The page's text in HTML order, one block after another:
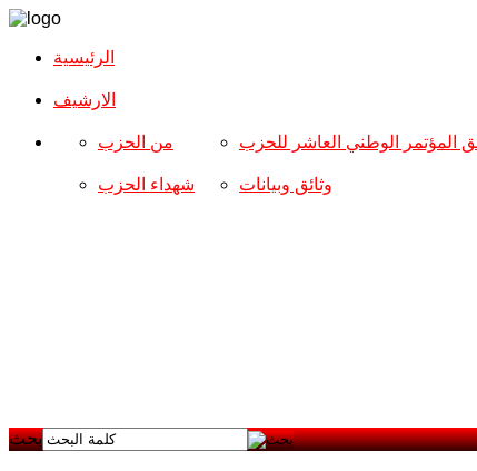
الرئيسية
الارشیف
من الحزب
شهداء الحزب
المؤتمر الوطني العاشر للحزب
وثائق وبيانات
بحث